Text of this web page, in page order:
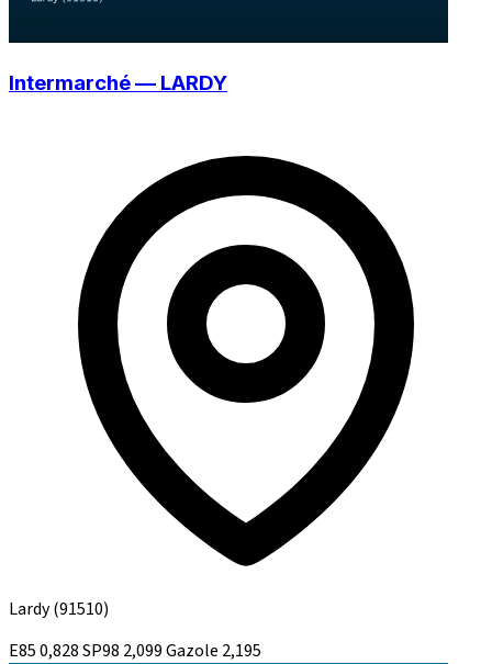
Intermarché — LARDY
Lardy(91510)
E850,828SP98 2,099Gazole 2,195